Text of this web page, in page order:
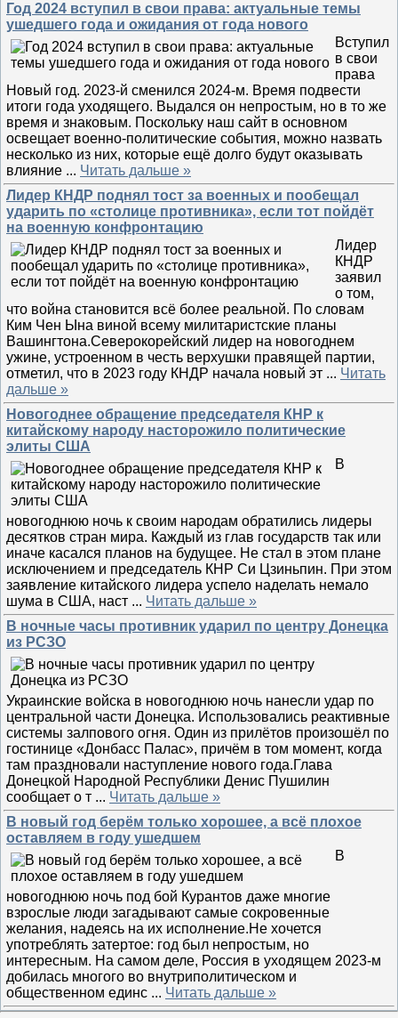
Год 2024 вступил в свои права: актуальные темы
ушедшего года и ожидания от года нового
Вступил
в свои
права
Новый год. 2023-й сменился 2024-м. Время подвести
итоги года уходящего. Выдался он непростым, но в то же
время и знаковым. Поскольку наш сайт в основном
освещает военно-политические события, можно назвать
несколько из них, которые ещё долго будут оказывать
влияние ... Читать дальше »
Лидер КНДР поднял тост за военных и пообещал
ударить по «столице противника», если тот пойдёт
на военную конфронтацию
Лидер
КНДР
заявил
о том,
что война становится всё более реальной. По словам
Ким Чен Ына виной всему милитаристские планы
Вашингтона.Северокорейский лидер на новогоднем
ужине, устроенном в честь верхушки правящей партии,
отметил, что в 2023 году КНДР начала новый эт ... Читать
дальше »
Новогоднее обращение председателя КНР к
китайскому народу насторожило политические
элиты США
В
новогоднюю ночь к своим народам обратились лидеры
десятков стран мира. Каждый из глав государств так или
иначе касался планов на будущее. Не стал в этом плане
исключением и председатель КНР Си Цзиньпин. При этом
заявление китайского лидера успело наделать немало
шума в США, наст ... Читать дальше »
В ночные часы противник ударил по центру Донецка
из РСЗО
Украинские войска в новогоднюю ночь нанесли удар по
центральной части Донецка. Использовались реактивные
системы залпового огня. Один из прилётов произошёл по
гостинице «Донбасс Палас», причём в том момент, когда
там праздновали наступление нового года.Глава
Донецкой Народной Республики Денис Пушилин
сообщает о т ... Читать дальше »
В новый год берём только хорошее, а всё плохое
оставляем в году ушедшем
В
новогоднюю ночь под бой Курантов даже многие
взрослые люди загадывают самые сокровенные
желания, надеясь на их исполнение.Не хочется
употреблять затертое: год был непростым, но
интересным. На самом деле, Россия в уходящем 2023-м
добилась многого во внутриполитическом и
общественном единс ... Читать дальше »